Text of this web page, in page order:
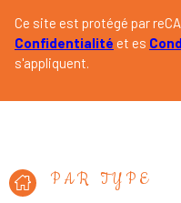
Ce site est protégé par
Confidentialité et es
s'appliquent.
PAR TYPE